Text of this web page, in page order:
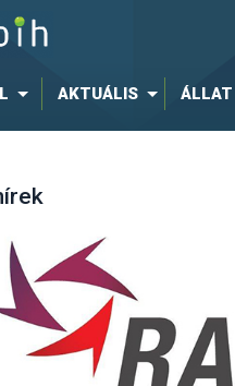
AKTUÁLIS ÁLLAT